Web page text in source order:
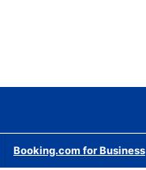
Booking.com for Business